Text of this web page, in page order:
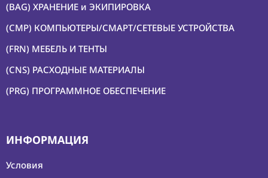
(BAG) ХРАНЕНИЕ и ЭКИПИРОВКА
(CMP) КОМПЬЮТЕРЫ/СМАРТ/СЕТЕВЫЕ УСТРОЙСТВА
(FRN) МЕБЕЛЬ И ТЕНТЫ
(CNS) РАСХОДНЫЕ МАТЕРИАЛЫ
(PRG) ПРОГРАММНОЕ ОБЕСПЕЧЕНИЕ
ИНФОРМАЦИЯ
Условия